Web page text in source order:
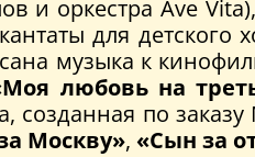
и оркестра Ave
для
музыка к
любовь на
созданная по
Москву», «Сын за